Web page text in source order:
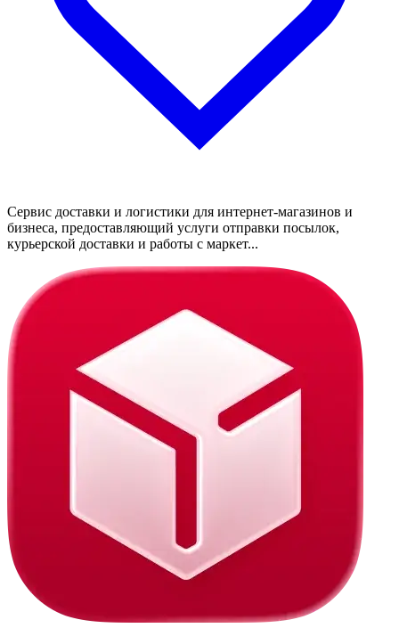
Сервис доставки и логистики для интернет-магазинов и
бизнеса, предоставляющий услуги отправки посылок,
курьерской доставки и работы с маркет...